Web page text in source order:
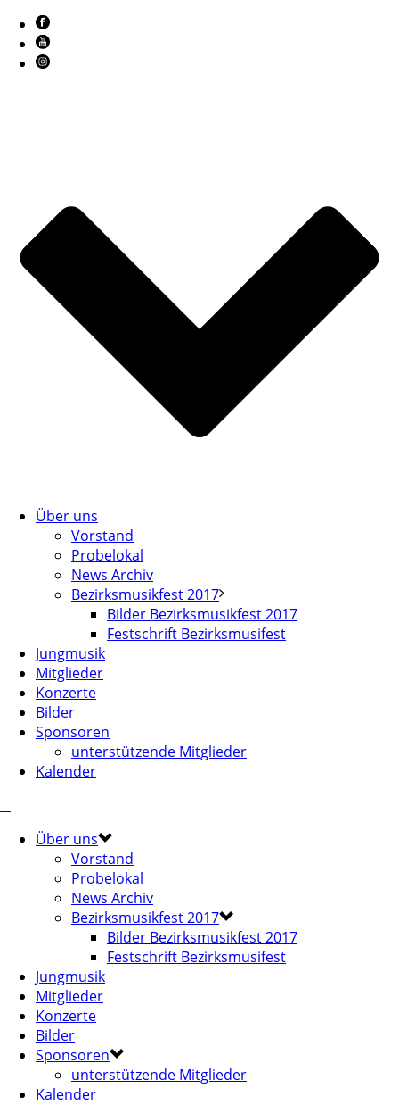
Über uns
Vorstand
Probelokal
News Archiv
Bezirksmusikfest 2017
Bilder Bezirksmusikfest 2017
Festschrift Bezirksmusifest
Jungmusik
Mitglieder
Konzerte
Bilder
Sponsoren
unterstützende Mitglieder
Kalender
Über uns
Vorstand
Probelokal
News Archiv
Bezirksmusikfest 2017
Bilder Bezirksmusikfest 2017
Festschrift Bezirksmusifest
Jungmusik
Mitglieder
Konzerte
Bilder
Sponsoren
unterstützende Mitglieder
Kalender